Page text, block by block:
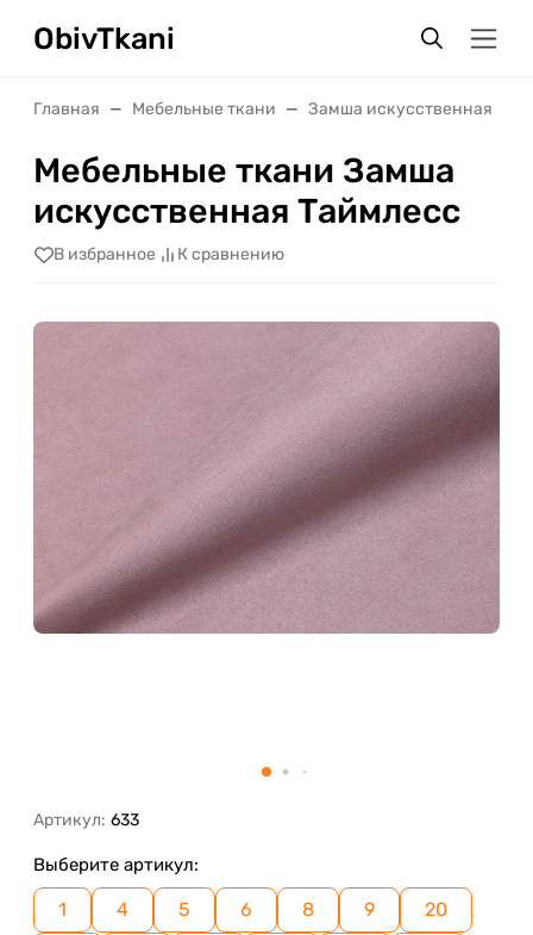
ObivTkani
Главная Мебельные ткани Замша искусственная
Мебельные ткани Замша
искусственная Таймлесс
В избранное К сравнению
Артикул: 633
Выберите артикул:
1 4 5 6 8 9
20